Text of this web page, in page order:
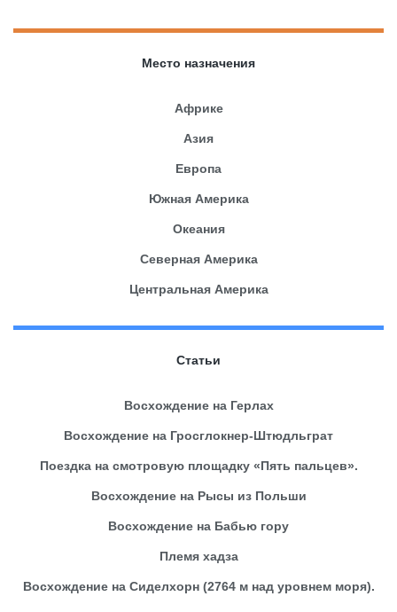
Место назначения
Африке
Азия
Европа
Южная Америка
Океания
Северная Америка
Центральная Америка
Статьи
Восхождение на Герлах
Восхождение на Гросглокнер-Штюдльграт
Поездка на смотровую площадку «Пять пальцев».
Восхождение на Рысы из Польши
Восхождение на Бабью гору
Племя хадза
Восхождение на Сиделхорн (2764 м над уровнем моря).